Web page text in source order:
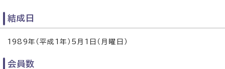
結成日
1989年（平成1年）5月1日（月曜日）
会員数